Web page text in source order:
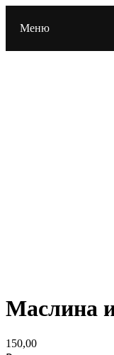
Меню
Маслина
150,00